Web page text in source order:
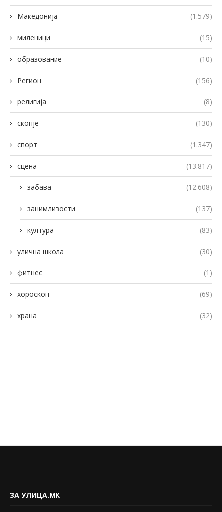
Македонија (1.579)
миленици (15)
образование (10)
Регион (156)
религија (8)
скопје (130)
спорт (1.347)
сцена (13.817)
забава (12.608)
занимливости (137)
култура (83)
улична школа (30)
фитнес (1)
хороскоп (69)
храна (32)
ЗА УЛИЦА.МК